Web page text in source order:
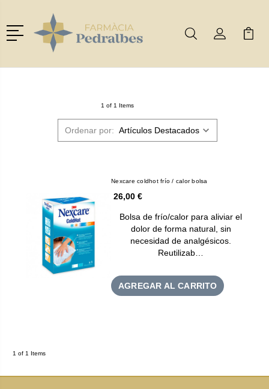
Menú
BuscarMi Cuenta
Mi
1 of 1 Items
Ordenar por:
Nexcare coldhot frío / calor bolsa
26,00 €
Bolsa de frío/calor para aliviar el
dolor de forma natural, sin
necesidad de analgésicos.
Reutilizab…
AGREGAR AL CARRITO
1 of 1 Items